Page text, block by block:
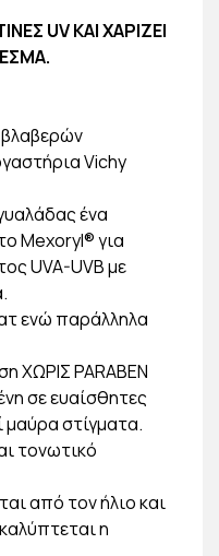
UV ΚΑΙ ΧΑΡΙΖΕΙ
Vichy
ένα
Mexoryl® για
UVA-UVB με
ενώ παράλληλα
ΧΩΡΙΣ PARABEN
σε ευαίσθητες
μαύρα στίγματα.
τονωτικό
από τον ήλιο και
η